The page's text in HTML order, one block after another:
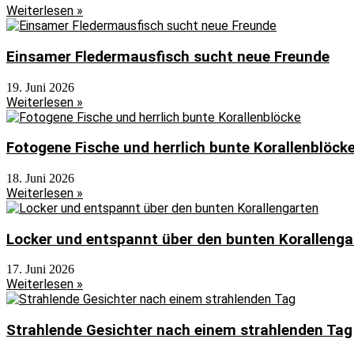
Weiterlesen »
Einsamer Fledermausfisch sucht neue Freunde
19. Juni 2026
Weiterlesen »
Fotogene Fische und herrlich bunte
18. Juni 2026
Weiterlesen »
Locker und entspannt über den bunten
17. Juni 2026
Weiterlesen »
Strahlende Gesichter nach einem strahlenden Tag